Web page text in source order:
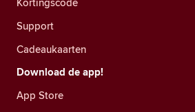
Support
Cadeaukaarten
Download de app!
App Store